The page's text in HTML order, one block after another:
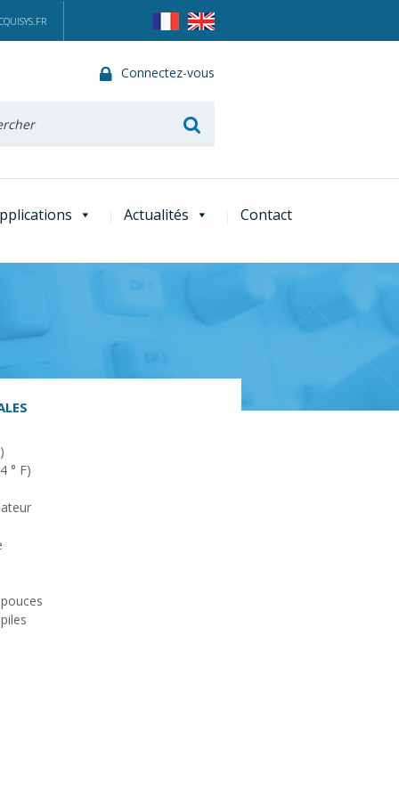
Actualités Contact
Connectez-vous
° F)